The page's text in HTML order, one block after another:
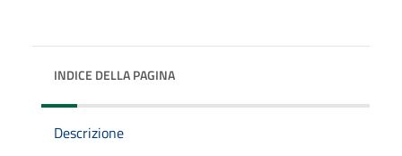
INDICE DELLA PAGINA
Descrizione